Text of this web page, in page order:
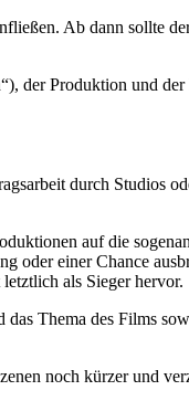
Ab dann sollte
der Produktion und
durch Studios
auf die
oder einer Chance
als Sieger hervor.
Thema des Films
noch kürzer und